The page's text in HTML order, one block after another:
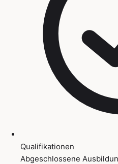
Qualifikationen
Abgeschlossene